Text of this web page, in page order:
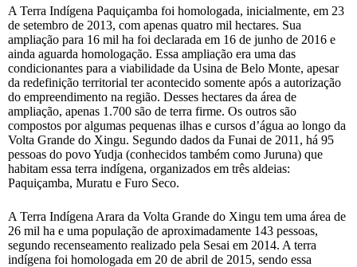
A Terra Indígena Paquiçamba foi homologada, inicialmente, em 23
de setembro de 2013, com apenas quatro mil hectares. Sua
ampliação para 16 mil ha foi declarada em 16 de junho de 2016 e
ainda aguarda homologação. Essa ampliação era uma das
condicionantes para a viabilidade da Usina de Belo Monte, apesar
da redefinição territorial ter acontecido somente após a autorização
do empreendimento na região. Desses hectares da área de
ampliação, apenas 1.700 são de terra firme. Os outros são
compostos por algumas pequenas ilhas e cursos d’água ao longo da
Volta Grande do Xingu. Segundo dados da Funai de 2011, há 95
pessoas do povo Yudja (conhecidos também como Juruna) que
habitam essa terra indígena, organizados em três aldeias:
Paquiçamba, Muratu e Furo Seco.
A Terra Indígena Arara da Volta Grande do Xingu tem uma área de
26 mil ha e uma população de aproximadamente 143 pessoas,
segundo recenseamento realizado pela Sesai em 2014. A terra
indígena foi homologada em 20 de abril de 2015, sendo essa